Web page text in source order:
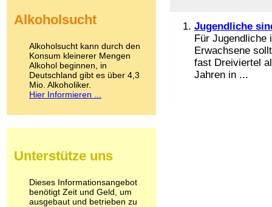
Jugendliche
Für Jugendliche
Erwachsene
fast Dreiviertel
Jahren in ...
Kokain
LSD
Marihuana
Medikamente
Meskalin
Metamphetamin
Methadon
Pilze
Psychopharmaka
Schlafmittel
Schmerzmittel
Alkoholsucht
Alkoholsucht kann durch den
Konsum kleinerer Mengen
Alkohol beginnen, in
Deutschland gibt es über 4,3
Mio. Alkoholiker.
Hier Informieren ...
Unterstütze uns
Dieses Informationsangebot
benötigt Zeit und Geld, um
ausgebaut und betrieben zu